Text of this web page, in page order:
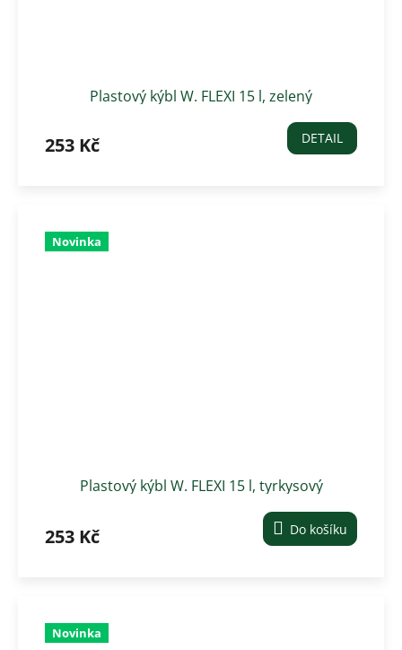
Plastový kýbl W. FLEXI 15 l, zelený
253 Kč DETAIL
Novinka
Plastový kýbl W. FLEXI 15 l, tyrkysový
253 Kč Do košíku
Novinka